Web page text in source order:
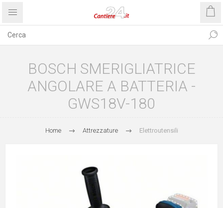
BOSCH SMERIGLIATRICE
ANGOLARE A BATTERIA -
GWS18V-180
Home Attrezzature Elettroutensili